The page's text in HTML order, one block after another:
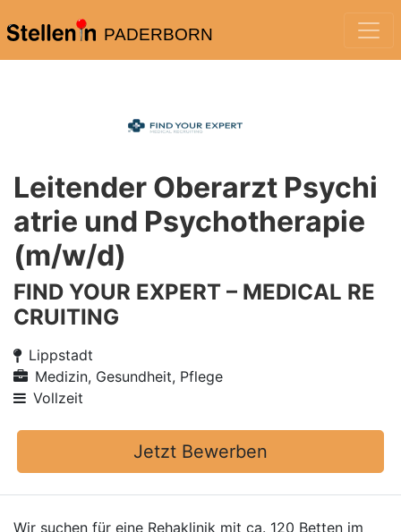
PADERBORN
Leitender Oberarzt Psychi
atrie und Psychotherapie
(m/w/d)
FIND YOUR EXPERT – MEDICAL RE
CRUITING
Lippstadt
Medizin, Gesundheit, Pflege
Vollzeit
Jetzt Bewerben
Wir suchen für eine Rehaklinik mit ca. 120 Betten im